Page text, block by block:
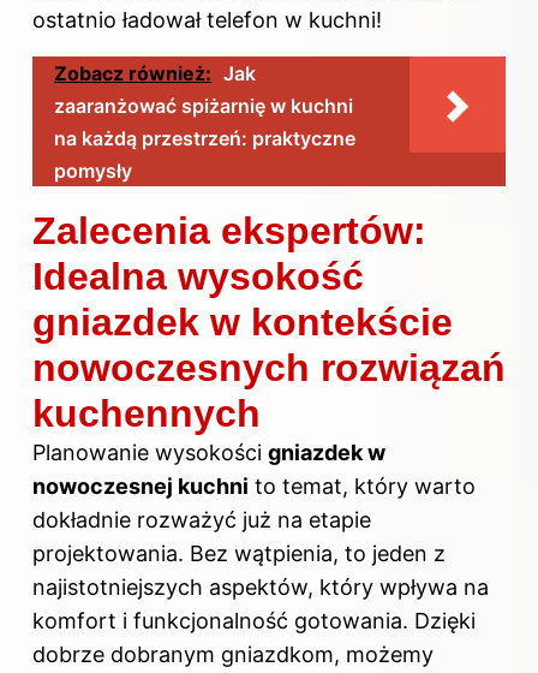
ostatnio ładował telefon w kuchni!
Zobacz również: Jak
zaaranżować spiżarnię w kuchni
na każdą przestrzeń: praktyczne
pomysły
Zalecenia ekspertów:
Idealna wysokość
gniazdek w kontekście
nowoczesnych rozwiązań
kuchennych
Planowanie wysokości gniazdek w
nowoczesnej kuchni to temat, który warto
dokładnie rozważyć już na etapie
projektowania. Bez wątpienia, to jeden z
najistotniejszych aspektów, który wpływa na
komfort i funkcjonalność gotowania. Dzięki
dobrze dobranym gniazdkom, możemy